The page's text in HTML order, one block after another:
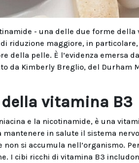
- una delle due forme della
riduzione maggiore, in
della pelle. È l’evidenza emersa
da Kimberly Breglio, del Durham
vitamina B3
e la nicotinamide, è una
in salute il sistema
si accumula nell’organismo.
I cibi ricchi di vitamina B3